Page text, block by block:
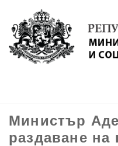
Моля,
обърнете
със
система
Министър
раздаване на